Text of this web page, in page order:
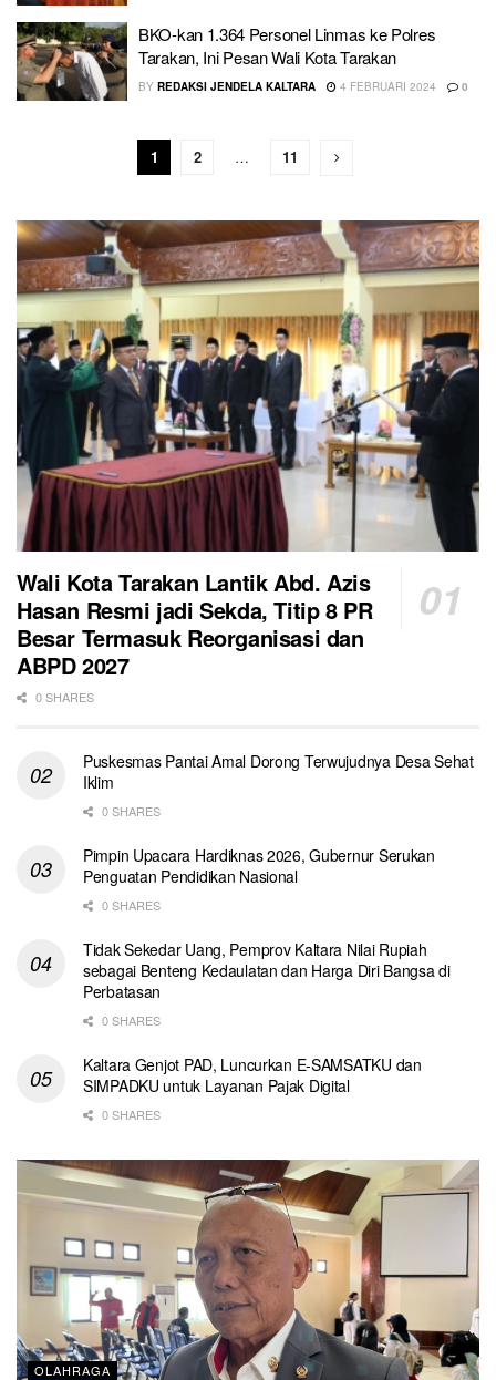
BKO-kan 1.364 Personel Linmas ke Polres
Tarakan, Ini Pesan Wali Kota Tarakan
BY REDAKSI JENDELA KALTARA 4 FEBRUARI 2024 0
1 2 … 11
Wali Kota Tarakan Lantik Abd. Azis
Hasan Resmi jadi Sekda, Titip 8 PR
Besar Termasuk Reorganisasi dan
ABPD 2027
0 SHARES
Puskesmas Pantai Amal Dorong Terwujudnya Desa Sehat
Iklim
0 SHARES
Pimpin Upacara Hardiknas 2026, Gubernur Serukan
Penguatan Pendidikan Nasional
0 SHARES
Tidak Sekedar Uang, Pemprov Kaltara Nilai Rupiah
sebagai Benteng Kedaulatan dan Harga Diri Bangsa di
Perbatasan
0 SHARES
Kaltara Genjot PAD, Luncurkan E-SAMSATKU dan
SIMPADKU untuk Layanan Pajak Digital
0 SHARES
OLAHRAGA